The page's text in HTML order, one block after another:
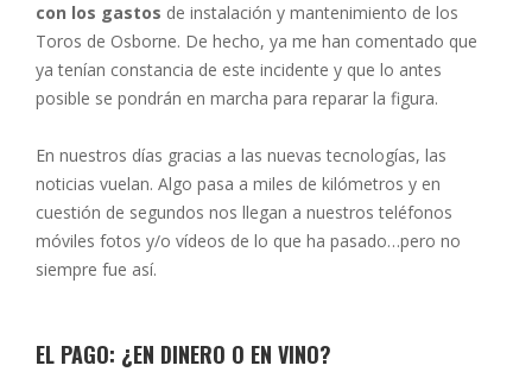
con los gastos de instalación y mantenimiento de los
Toros de Osborne. De hecho, ya me han comentado que
ya tenían constancia de este incidente y que lo antes
posible se pondrán en marcha para reparar la figura.
En nuestros días gracias a las nuevas tecnologías, las
noticias vuelan. Algo pasa a miles de kilómetros y en
cuestión de segundos nos llegan a nuestros teléfonos
móviles fotos y/o vídeos de lo que ha pasado…pero no
siempre fue así.
EL PAGO: ¿EN DINERO O EN VINO?